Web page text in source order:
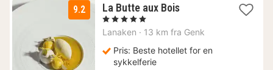
9.2 La Butte aux Bois1
fra
kr.
, 5 Stjerner
Lanaken · 13 km fra Genk
Pris: Beste hotellet for en
sykkelferie